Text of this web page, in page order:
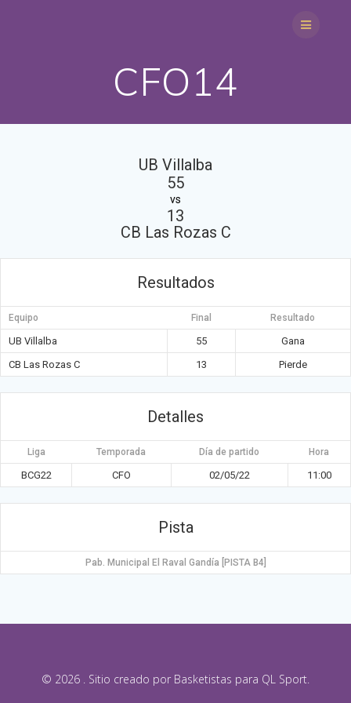
CFO14
UB Villalba
55
vs
13
CB Las Rozas C
Resultados
Equipo Final Resultado
UB Villalba 55
Gana
CB Las Rozas C
13 Pierde
Detalles
Liga Temporada Día de partido Hora
BCG22 CFO 02/05/22 11:00
Pista
Pab. Municipal El Raval Gandía [PISTA B4]
© 2026 . Sitio creado por Basketistas para QL Sport.